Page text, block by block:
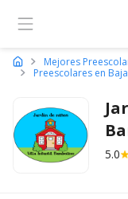
Mejores
Preescolares en
5.0